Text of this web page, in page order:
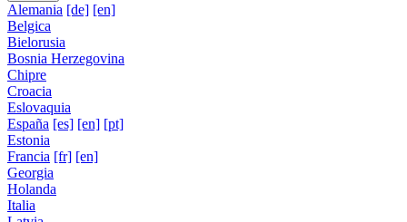
Alemania [de] [en]
Belgica
Bielorusia
Bosnia Herzegovina
Chipre
Croacia
Eslovaquia
España [es] [en] [pt]
Estonia
Francia [fr] [en]
Georgia
Holanda
Italia